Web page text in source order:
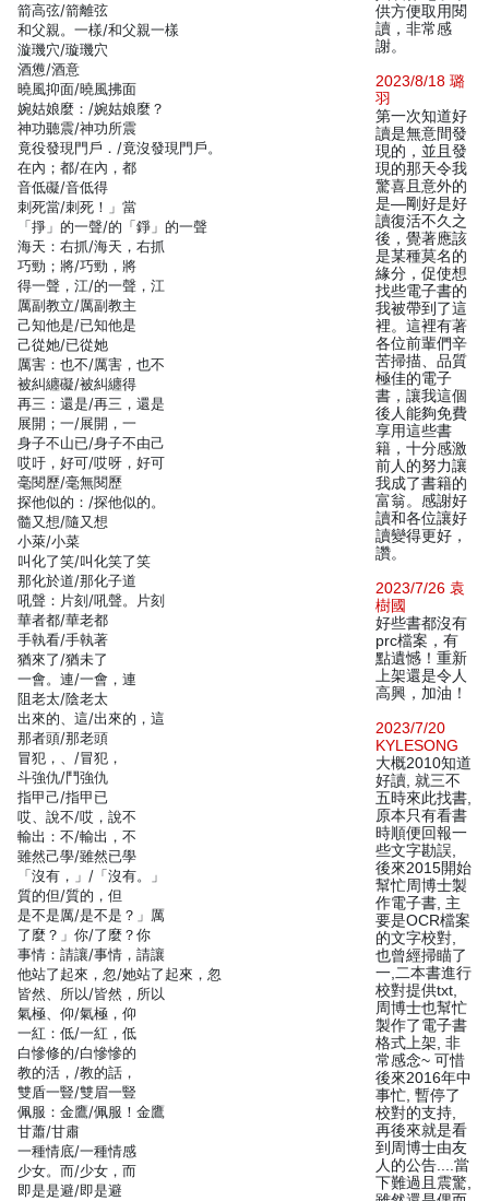
箭高弦/箭離弦
和父親。一樣/和父親一樣
漩璣穴/璇璣穴
酒憊/酒意
曉風抑面/曉風拂面
婉姑娘麼：/婉姑娘麼？
神功聽震/神功所震
竟役發現門戶．/竟沒發現門戶。
在內；都/在內，都
音低礙/音低得
刺死當/刺死！」當
「掙」的一聲/的「錚」的一聲
海天：右抓/海天，右抓
巧勁；將/巧勁，將
得一聲，江/的一聲，江
厲副教立/厲副教主
己知他是/已知他是
己從她/已從她
厲害：也不/厲害，也不
被糾纏礙/被糾纏得
再三：還是/再三，還是
展開；一/展開，一
身子不山已/身子不由己
哎吁，好可/哎呀，好可
毫閱歷/毫無閱歷
探他似的：/探他似的。
髓又想/隨又想
小萊/小菜
叫化了笑/叫化笑了笑
那化於道/那化子道
吼聲：片刻/吼聲。片刻
華者都/華老都
手執看/手執著
猶來了/猶未了
一會。連/一會，連
阻老太/陰老太
出來的、這/出來的，這
那者頭/那老頭
冒犯，、/冒犯，
斗強仇/鬥強仇
指甲己/指甲已
哎、說不/哎，說不
輸出：不/輸出，不
雖然己學/雖然已學
「沒有，」/「沒有。」
質的但/質的，但
是不是厲/是不是？」厲
了麼？」你/了麼？你
事情：請讓/事情，請讓
他站了起來，忽/她站了起來，忽
皆然、所以/皆然，所以
氣極、仰/氣極，仰
一紅：低/一紅，低
白慘修的/白慘慘的
教的活，/教的話，
雙盾一豎/雙眉一豎
佩服：金鷹/佩服！金鷹
甘蕭/甘肅
一種情底/一種情感
少女。而/少女，而
即是是避/即是避
供方便取用閱
讀，非常感
謝。
2023/8/18 璐
羽
第一次知道好
讀是無意間發
現的，並且發
現的那天令我
驚喜且意外的
是—剛好是好
讀復活不久之
後，覺著應該
是某種莫名的
緣分，促使想
找些電子書的
我被帶到了這
裡。這裡有著
各位前輩們辛
苦掃描、品質
極佳的電子
書，讓我這個
後人能夠免費
享用這些書
籍，十分感激
前人的努力讓
我成了書籍的
富翁。感謝好
讀和各位讓好
讀變得更好，
讚。
2023/7/26 袁
樹國
好些書都沒有
prc檔案，有
點遺憾！重新
上架還是令人
高興，加油！
2023/7/20
KYLESONG
大概2010知道
好讀, 就三不
五時來此找書,
原本只有看書
時順便回報一
些文字勘誤,
後來2015開始
幫忙周博士製
作電子書, 主
要是OCR檔案
的文字校對,
也曾經掃瞄了
一,二本書進行
校對提供txt,
周博士也幫忙
製作了電子書
格式上架, 非
常感念~ 可惜
後來2016年中
事忙, 暫停了
校對的支持,
再後來就是看
到周博士由友
人的公告....當
下難過且震驚,